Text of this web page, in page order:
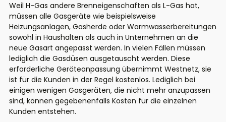
Weil H-Gas andere Brenneigenschaften als L-Gas hat,
müssen alle Gasgeräte wie beispielsweise
Heizungsanlagen, Gasherde oder Warmwasserbereitungen
sowohl in Haushalten als auch in Unternehmen an die
neue Gasart angepasst werden. In vielen Fällen müssen
lediglich die Gasdüsen ausgetauscht werden. Diese
erforderliche Geräteanpassung übernimmt Westnetz, sie
ist für die Kunden in der Regel kostenlos. Lediglich bei
einigen wenigen Gasgeräten, die nicht mehr anzupassen
sind, können gegebenenfalls Kosten für die einzelnen
Kunden entstehen.